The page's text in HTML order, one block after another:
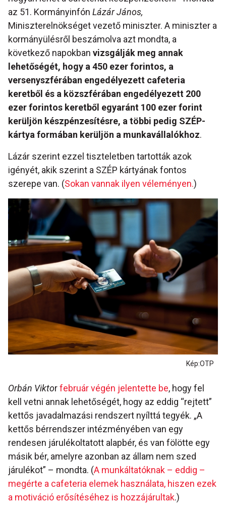
az 51. Kormányinfón Lázár János,
Miniszterelnökséget vezető miniszter. A miniszter a
kormányülésről beszámolva azt mondta, a
következő napokban vizsgálják meg annak
lehetőségét, hogy a 450 ezer forintos, a
versenyszférában engedélyezett cafeteria
keretből és a közszférában engedélyezett 200
ezer forintos keretből egyaránt 100 ezer forint
kerüljön készpénzesítésre, a többi pedig SZÉP-
kártya formában kerüljön a munkavállalókhoz.
Lázár szerint ezzel tiszteletben tartották azok
igényét, akik szerint a SZÉP kártyának fontos
szerepe van. (Sokan vannak ilyen véleményen.)
Kép:OTP
Orbán Viktorfebruár végén jelentette be, hogy fel
kell vetni annak lehetőségét, hogy az eddig “rejtett”
kettős javadalmazási rendszert nyílttá tegyék. „A
kettős bérrendszer intézményében van egy
rendesen járulékoltatott alapbér, és van fölötte egy
másik bér, amelyre azonban az állam nem szed
járulékot” – mondta. (A munkáltatóknak – eddig –
megérte a cafeteria elemek használata, hiszen ezek
a motiváció erősítéséhez is hozzájárultak.)